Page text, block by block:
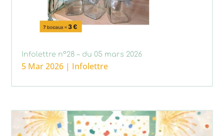
Infolettre n°28 – du 05 mars 2026
5 Mar 2026 | Infolettre